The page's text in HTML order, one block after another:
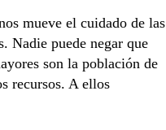
mueve el cuidado de las
Nadie puede negar que
son la población de
recursos. A ellos